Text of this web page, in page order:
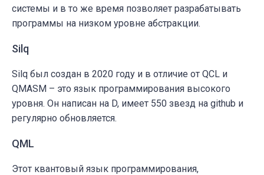
системы и в то же время позволяет разрабатывать
программы на низком уровне абстракции.
Silq
Silq был создан в 2020 году и в отличие от QCL и
QMASM – это язык программирования высокого
уровня. Он написан на D, имеет 550 звезд на github и
регулярно обновляется.
QML
Этот квантовый язык программирования,